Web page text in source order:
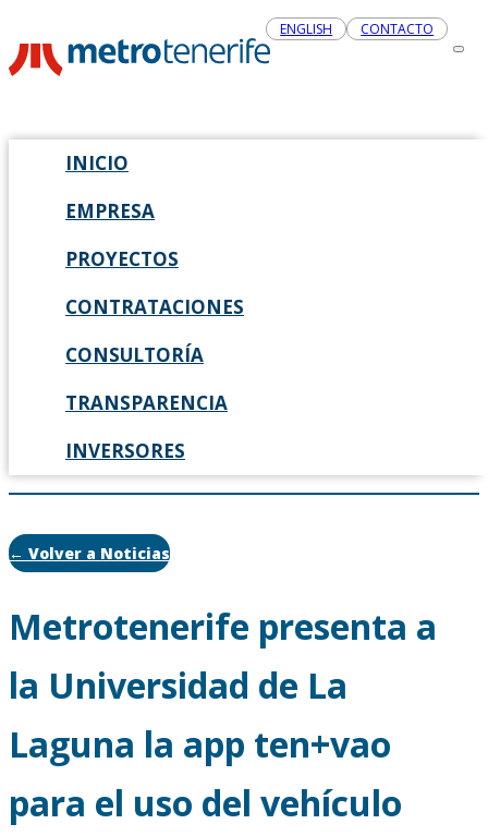
ENGLISH CONTACTO
INICIO
EMPRESA
PROYECTOS
CONTRATACIONES
CONSULTORÍA
TRANSPARENCIA
INVERSORES
← Volver a Noticias
Metrotenerife presenta a
la Universidad de La
Laguna la app ten+vao
para el uso del vehículo